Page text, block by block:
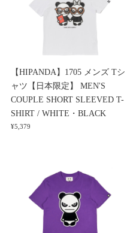
【HIPANDA】1705 メンズ Tシ
ャツ【日本限定】 MEN'S
COUPLE SHORT SLEEVED T-
SHIRT / WHITE・BLACK
¥5,379